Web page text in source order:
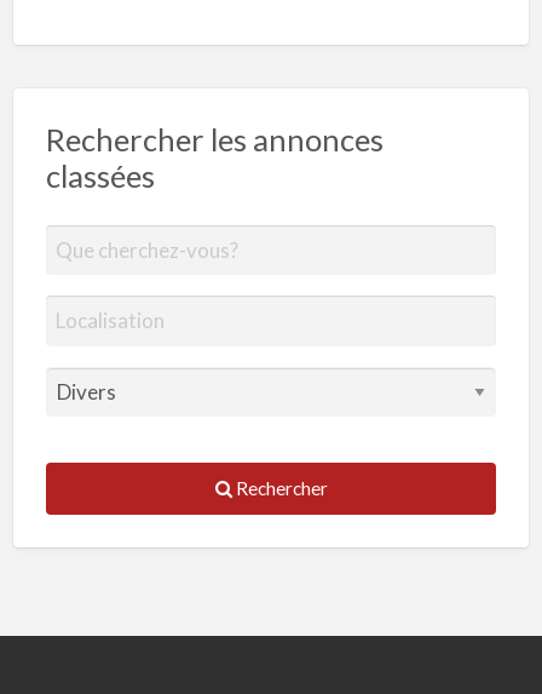
Rechercher les annonces
classées
Rechercher